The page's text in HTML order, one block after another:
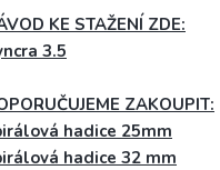
KE STAŽENÍ ZDE:
3.5
ZAKOUPIT:
hadice 25mm
hadice 32 mm